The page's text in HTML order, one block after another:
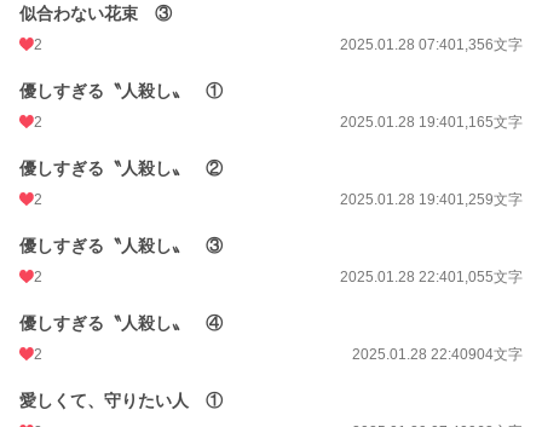
似合わない花束 ③
2 2025.01.28 07:401,356文字
優しすぎる〝人殺し〟 ①
2 2025.01.28 19:401,165文字
優しすぎる〝人殺し〟 ②
2 2025.01.28 19:401,259文字
優しすぎる〝人殺し〟 ③
2 2025.01.28 22:401,055文字
優しすぎる〝人殺し〟 ④
2 2025.01.28 22:40904文字
愛しくて、守りたい人 ①